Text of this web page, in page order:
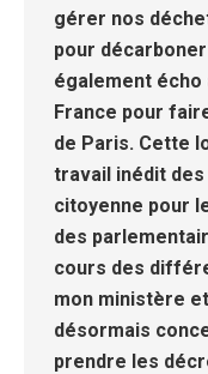
gérer nos
pour
également écho
France pour
de Paris. Cette
travail inédit
citoyenne pour
des
cours des
mon ministère
désormais
prendre les